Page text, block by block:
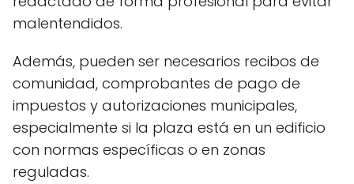
malentendidos.
Además, pueden ser necesarios recibos de
comunidad, comprobantes de pago de
impuestos y autorizaciones municipales,
especialmente si la plaza está en un edificio
con normas específicas o en zonas
reguladas.